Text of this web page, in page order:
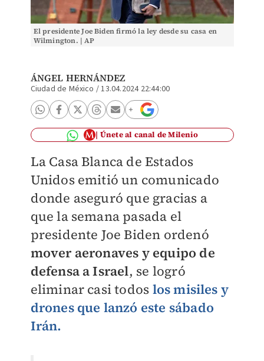
El presidente Joe Biden firmó la ley desde su casa en
Wilmington. | AP
ÁNGEL HERNÁNDEZ
Ciudad de México /13.04.2024 22:44:00
Únete al canal de Milenio
La Casa Blanca de Estados
Unidos emitió un comunicado
donde aseguró que gracias a
que la semana pasada el
presidente Joe Biden ordenó
mover aeronaves y equipo de
defensa a Israel, se logró
eliminar casi todos los misiles y
drones que lanzó este sábado
Irán.